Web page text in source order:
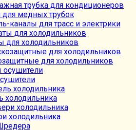
трубка для кондиционеров
для медных трубок
каналы для трасс и электрики
для холодильников
для холодильников
холодильника
холодильника